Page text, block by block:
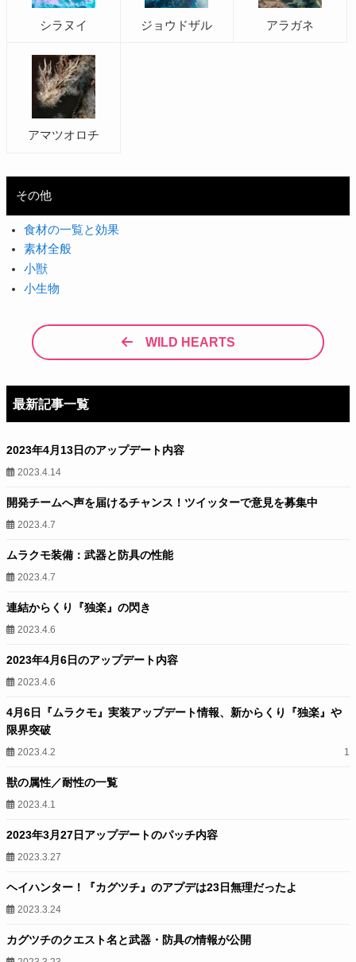
シラヌイ ジョウドザル アラガネ
アマツオロチ
その他
食材の一覧と効果
素材全般
小獣
小生物
WILD HEARTS
最新記事一覧
2023年4月13日のアップデート内容
2023.4.14
開発チームへ声を届けるチャンス！ツイッターで意見を募集中
2023.4.7
ムラクモ装備：武器と防具の性能
2023.4.7
連結からくり『独楽』の閃き
2023.4.6
2023年4月6日のアップデート内容
2023.4.6
4月6日『ムラクモ』実装アップデート情報、新からくり『独楽』や
限界突破
2023.4.2 1
獣の属性／耐性の一覧
2023.4.1
2023年3月27日アップデートのパッチ内容
2023.3.27
ヘイハンター！『カグツチ』のアプデは23日無理だったよ
2023.3.24
カグツチのクエスト名と武器・防具の情報が公開